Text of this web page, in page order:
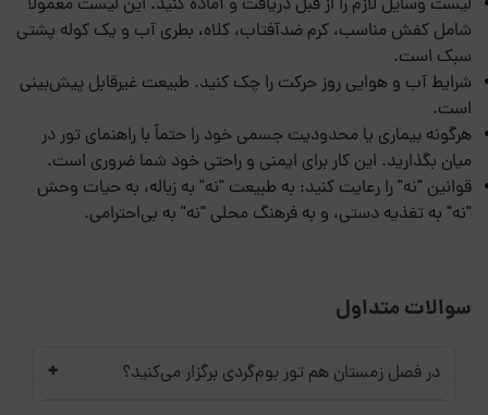
لیست وسایل لازم را از قبل دریافت و آماده کنید. این لیست معمولاً
شامل کفش مناسب، کرم ضدآفتاب، کلاه، بطری آب و یک کوله پشتی
سبک است.
شرایط آب و هوایی روز حرکت را چک کنید. طبیعت غیرقابل پیش‌بینی
است.
هرگونه بیماری یا محدودیت جسمی خود را حتماً با راهنمای تور در
میان بگذارید. این کار برای ایمنی و راحتی خود شما ضروری است.
قوانین "نه" را رعایت کنید: به طبیعت "نه" به زباله، به حیات وحش
"نه" به تغذیه دستی، و به فرهنگ محلی "نه" به بی‌احترامی.
سوالات متداول
در فصل زمستان هم تور بوم‌گردی برگزار می‌کنید؟ +